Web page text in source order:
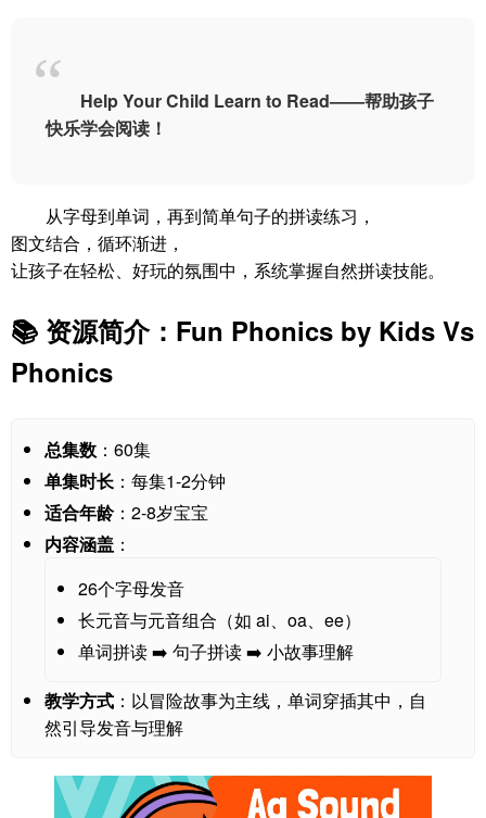
Help Your Child Learn to Read——帮助孩子
快乐学会阅读！
从字母到单词，再到简单句子的拼读练习，
图文结合，循环渐进，
让孩子在轻松、好玩的氛围中，系统掌握自然拼读技能。
📚 资源简介：Fun Phonics by Kids Vs
Phonics
总集数 ：60集
单集时长 ：每集1-2分钟
适合年龄：2-8岁宝宝
内容涵盖 ：
26个字母发音
长元音与元音组合（如 ai、oa、ee）
单词拼读 ➡️ 句子拼读 ➡️ 小故事理解
教学方式 ：以冒险故事为主线，单词穿插其中，自
然引导发音与理解